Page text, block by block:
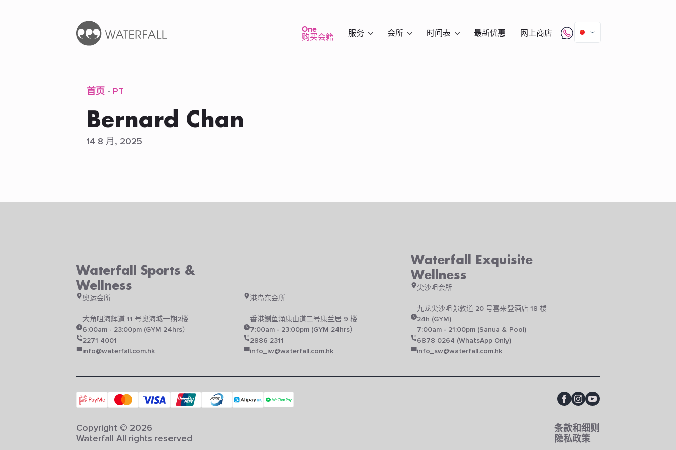
One
购买会籍
服务 会所 时间表 最新优惠 网上商店
首页 - PT
Bernard Chan
14 8 月, 2025
Waterfall Sports &
Wellness
奥运会所
大角咀海辉道 11 号奥海城一期2楼
6:00am - 23:00pm (GYM 24hrs）
2271 4001
info@waterfall.com.hk
港岛东会所
香港鰂鱼涌康山道二号康兰居 9 楼
7:00am - 23:00pm (GYM 24hrs）
2886 2311
info_iw@waterfall.com.hk
Waterfall Exquisite
Wellness
尖沙咀会所
九龙尖沙咀弥敦道 20 号喜来登酒店 18 楼
24h (GYM)
7:00am - 21:00pm (Sanua & Pool)
6878 0264 (WhatsApp Only)
info_sw@waterfall.com.hk
Copyright © 2026
Waterfall All rights reserved
条款和细则
隐私政策